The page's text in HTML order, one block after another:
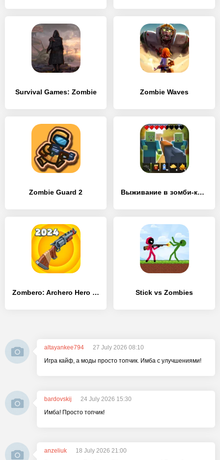
Survival Games: Zombie Zombie Waves
Zombie Guard 2 Выживание в зомби-крафте
Zombero: Archero Hero Shooter Stick vs Zombies
altayankee794
27 July 2026 08:10
Игра кайф, а моды просто топчик. Имба с улучшениями!
bardovskij
24 July 2026 15:30
Имба! Просто топчик!
anzeliuk
18 July 2026 21:00